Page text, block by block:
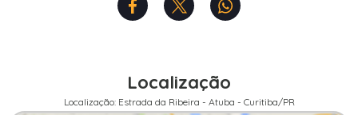
Localização
Localização: Estrada da Ribeira - Atuba - Curitiba/PR